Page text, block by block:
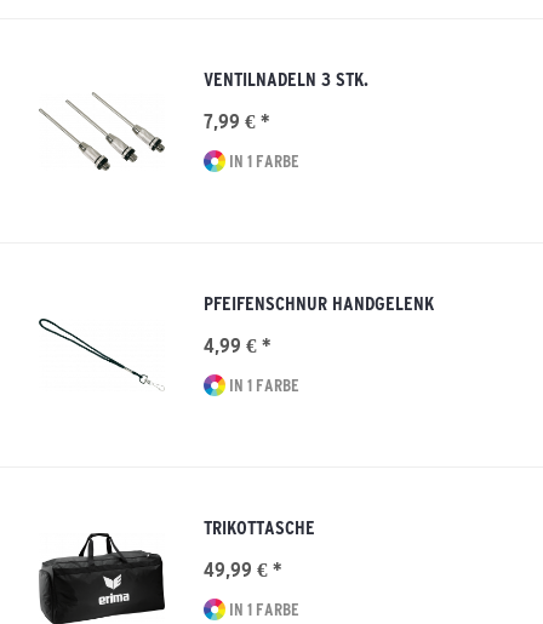
VENTILNADELN 3 STK.
7,99 € *
IN 1 FARBE
PFEIFENSCHNUR HANDGELENK
4,99 € *
IN 1 FARBE
TRIKOTTASCHE
49,99 € *
IN 1 FARBE